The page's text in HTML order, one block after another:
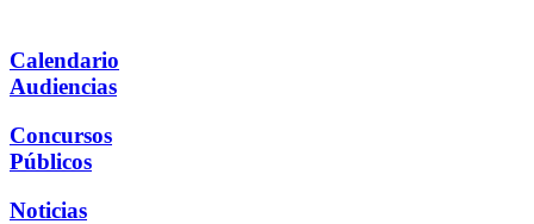
Calendario
Audiencias
Concursos
Públicos
Noticias